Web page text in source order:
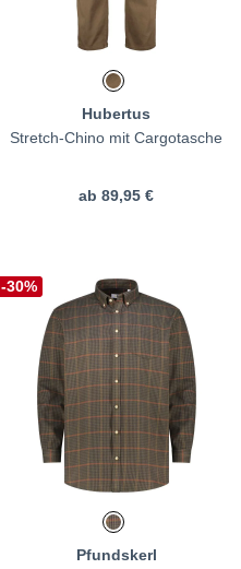
Hubertus
Stretch-Chino mit Cargotasche
ab 89,95 €
-30%
Pfundskerl